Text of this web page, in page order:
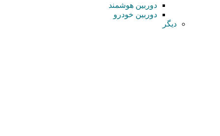
دوربین هوشمند
دوربین خودرو
دیگر